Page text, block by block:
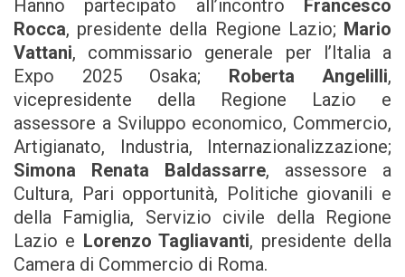
Hanno partecipato all’incontro Francesco
Rocca, presidente della Regione Lazio; Mario
Vattani, commissario generale per l’Italia a
Expo 2025 Osaka; Roberta Angelilli,
vicepresidente della Regione Lazio e
assessore a Sviluppo economico, Commercio,
Artigianato, Industria, Internazionalizzazione;
Simona Renata Baldassarre, assessore a
Cultura, Pari opportunità, Politiche giovanili e
della Famiglia, Servizio civile della Regione
Lazio e Lorenzo Tagliavanti, presidente della
Camera di Commercio di Roma.